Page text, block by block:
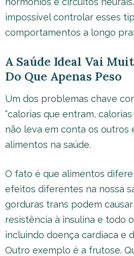
impossível controlar esses
comportamentos a longo
A Saúde Ideal Vai
Do Que Apenas Peso
Um dos problemas chave
“calorias que entram,
não leva em conta os outros
alimentos na saúde.
O fato é que alimentos
efeitos diferentes na nossa
gorduras trans podem
resistência à insulina e todo
incluindo doença cardíaca e
Outro exemplo é a frutose.